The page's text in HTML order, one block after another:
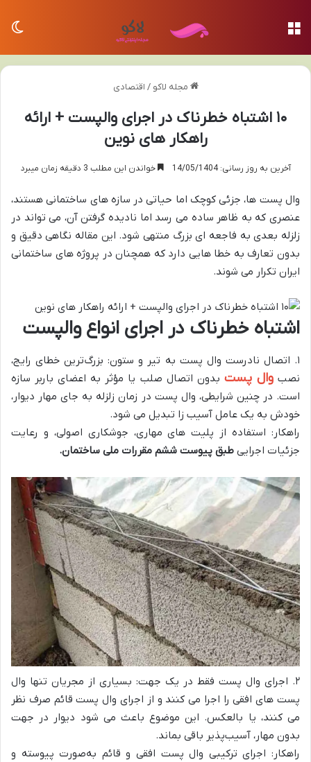
مجله لاکو / اقتصادی
۱۰ اشتباه خطرناک در اجرای والپست + ارائه
راهکار های نوین
آخرین به روز رسانی: 14/05/1404 خواندن این مطلب 3 دقیقه زمان میبرد
وال پست‌ ها، جزئی کوچک اما حیاتی در سازه‌ های ساختمانی هستند،
عنصری که به ظاهر ساده می‌ رسد اما نادیده گرفتن آن، می‌ تواند در
زلزله بعدی به فاجعه‌ ای بزرگ منتهی شود. این مقاله نگاهی دقیق و
بدون تعارف به خطا هایی دارد که همچنان در پروژه های ساختمانی
ایران تکرار می‌ شوند.
اشتباه خطرناک در اجرای انواع والپست
۱. اتصال نادرست وال پست به تیر و ستون: بزرگ‌ترین خطای رایج،
نصبوال پست بدون اتصال صلب یا مؤثر به اعضای باربر سازه
است. در چنین شرایطی، وال پست در زمان زلزله به‌ جای مهار دیوار،
خودش به یک عامل آسیب‌ زا تبدیل می‌ شود.
راهکار: استفاده از پلیت‌ های مهاری، جوشکاری اصولی، و رعایت
جزئیات اجرایی طبق پیوست ششم مقررات ملی ساختمان.
۲. اجرای وال پست فقط در یک جهت: بسیاری از مجریان تنها وال
پست‌ های افقی را اجرا می‌ کنند و از اجرای وال پست قائم صرف‌ نظر
می‌ کنند، یا بالعکس. این موضوع باعث می‌ شود دیوار در جهت
بدون مهار، آسیب‌پذیر باقی بماند.
راهکار: اجرای ترکیبی وال پست افقی و قائم به‌صورت پیوسته و